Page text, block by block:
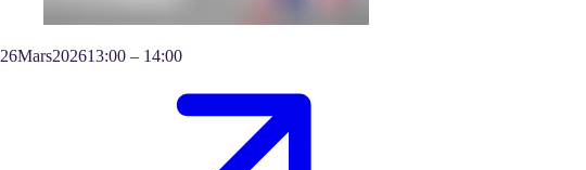
26Mars202613:00 – 14:00